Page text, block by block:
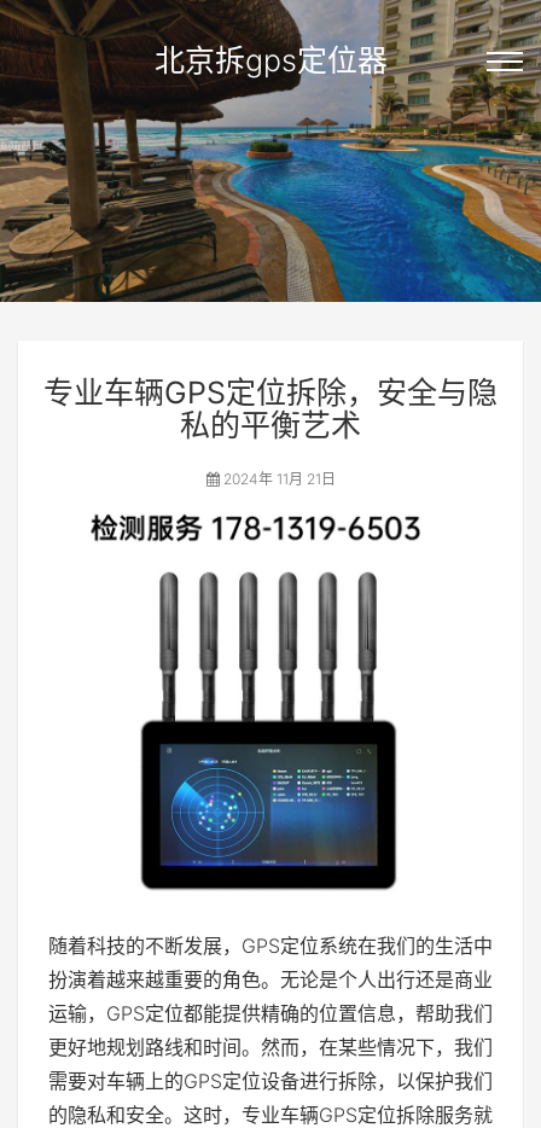
北京拆gps定位器
专业车辆GPS定位拆除，安全与隐
私的平衡艺术
2024年 11月 21日
随着科技的不断发展，GPS定位系统在我们的生活中
扮演着越来越重要的角色。无论是个人出行还是商业
运输，GPS定位都能提供精确的位置信息，帮助我们
更好地规划路线和时间。然而，在某些情况下，我们
需要对车辆上的GPS定位设备进行拆除，以保护我们
的隐私和安全。这时，专业车辆GPS定位拆除服务就